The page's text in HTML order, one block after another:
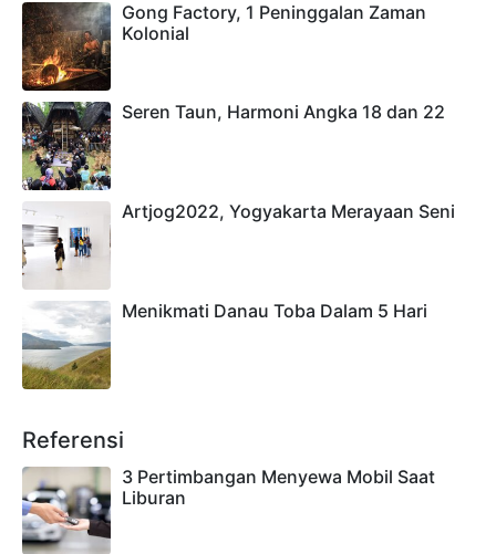
Gong Factory, 1 Peninggalan Zaman
Kolonial
Seren Taun, Harmoni Angka 18 dan 22
Artjog2022, Yogyakarta Merayaan Seni
Menikmati Danau Toba Dalam 5 Hari
Referensi
3 Pertimbangan Menyewa Mobil Saat
Liburan